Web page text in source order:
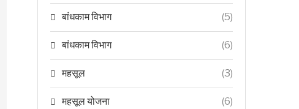
बांधकाम विभाग (5)
बांधकाम विभाग (6)
महसूल (3)
महसूल योजना (6)